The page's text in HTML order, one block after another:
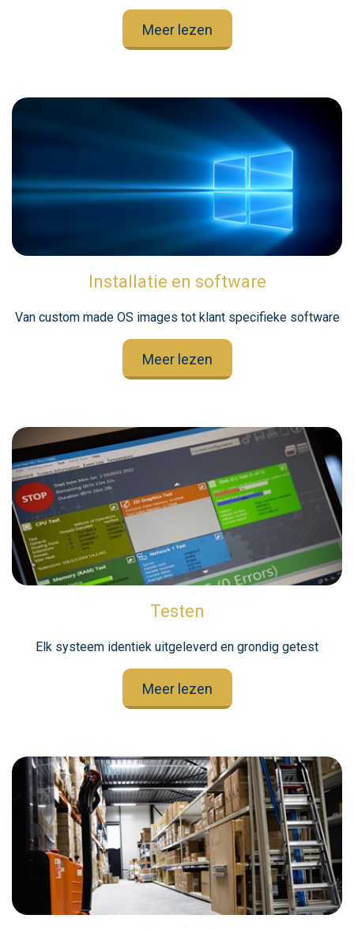
Meer lezen
Installatie en software
Van custom made OS images tot klant specifieke software
Meer lezen
Testen
Elk systeem identiek uitgeleverd en grondig getest
Meer lezen